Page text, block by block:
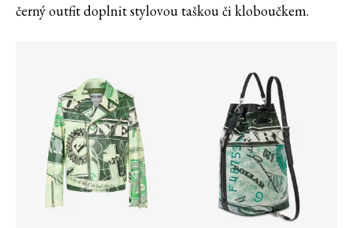
černý outfit doplnit stylovou taškou či kloboučkem.